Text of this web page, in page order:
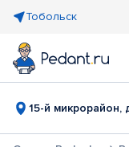
Тобольск
15-й микрорайон,